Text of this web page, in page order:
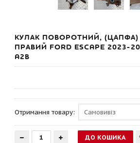
КУЛАК ПОВОРОТНИЙ, (ЦАПФА)
ПРАВИЙ FORD ESCAPE 2023-
A2B
Отримання товару: